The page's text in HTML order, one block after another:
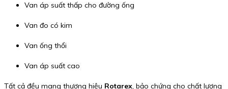
Van áp suất thấp cho đường ống
Van đo có kim
Van ống thổi
Van áp suất cao
Tất cả đều mang thương hiệu Rotarex, bảo chứng cho chất lượng